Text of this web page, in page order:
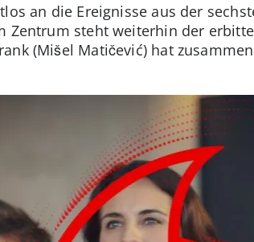
an die Ereignisse aus der
Zentrum steht weiterhin der
(Mišel Matičević) hat